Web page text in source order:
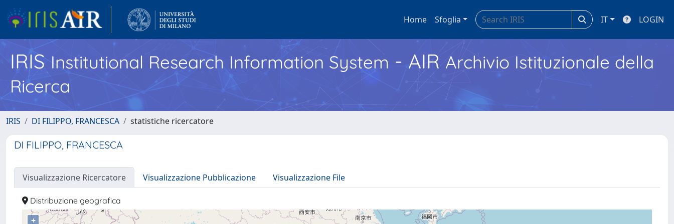
Home Sfoglia IT LOGIN
IRISInstitutional Research Information System - AIR Archivio Istituzionale della
Ricerca
IRIS DI FILIPPO, FRANCESCA statistiche ricercatore
DI FILIPPO, FRANCESCA
Visualizzazione Ricercatore Visualizzazione Pubblicazione Visualizzazione File
Distribuzione geografica
+